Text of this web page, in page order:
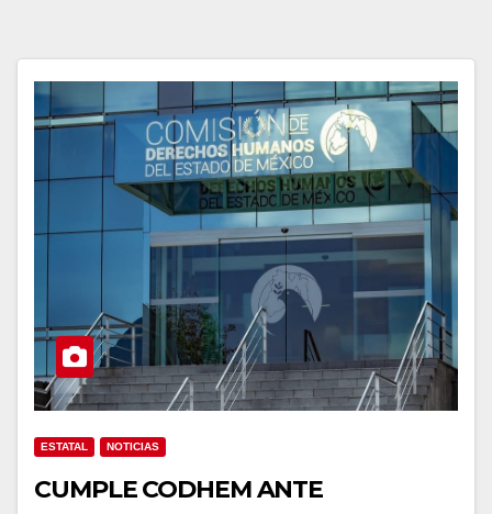
ESTATAL NOTICIAS
CUMPLE CODHEM ANTE